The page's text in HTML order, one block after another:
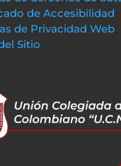
de Accesibilidad
de Privacidad Web
Sitio